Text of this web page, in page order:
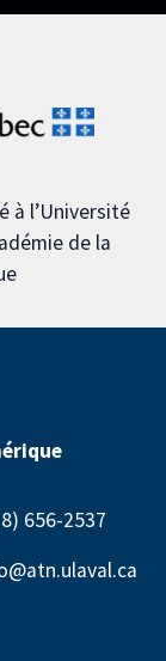
à l’Université
de la
656-2537